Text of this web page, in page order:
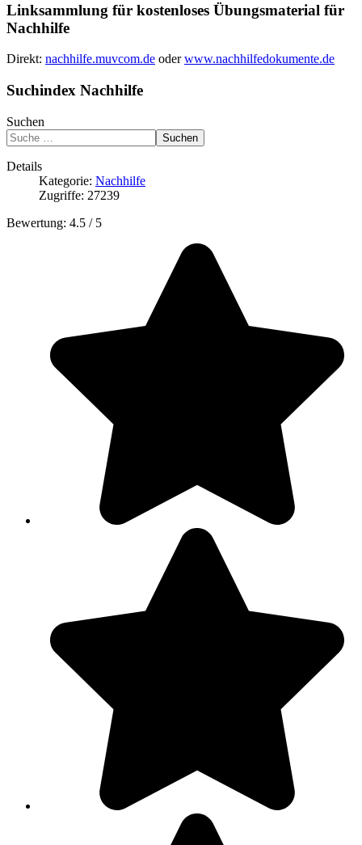
Linksammlung für kostenloses Übungsmaterial für
Nachhilfe
Direkt: nachhilfe.muvcom.de oderwww.nachhilfedokumente.de
Suchindex Nachhilfe
Suchen
Suchen
Details
Kategorie: Nachhilfe
Zugriffe: 27239
Bewertung: 4.5 / 5